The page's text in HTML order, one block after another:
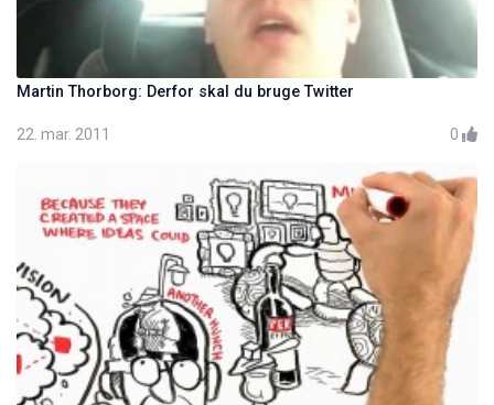
Martin Thorborg: Derfor skal du bruge Twitter
22. mar. 2011 0